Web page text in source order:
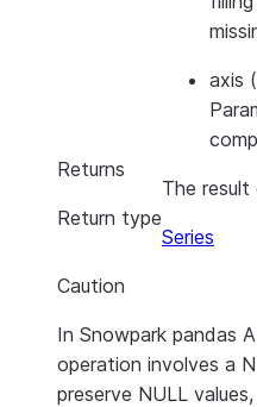
axis (
Returns
The
Return type
Series
Caution
In Snowpark pandas
operation involves a
preserve NULL